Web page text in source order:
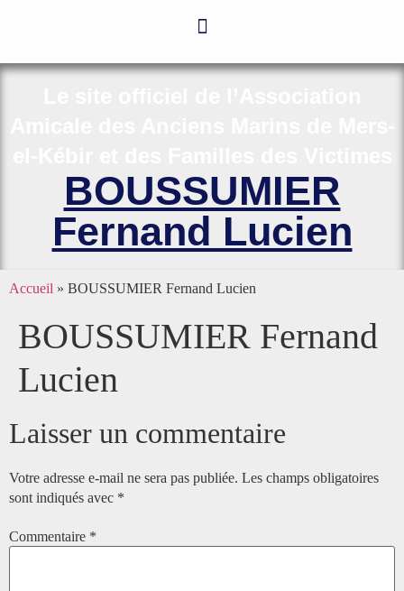
BOUSSUMIER
Fernand Lucien
Accueil » BOUSSUMIER Fernand Lucien
BOUSSUMIER Fernand
Lucien
Laisser un commentaire
Votre adresse e-mail ne sera pas publiée. Les champs obligatoires
sont indiqués avec *
Commentaire *